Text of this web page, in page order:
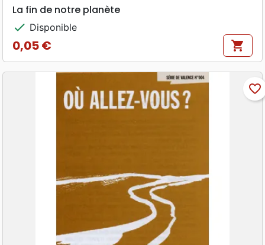
La fin de notre planète
check Disponible
Prix
0,05 € shopping_cart
favorite_border